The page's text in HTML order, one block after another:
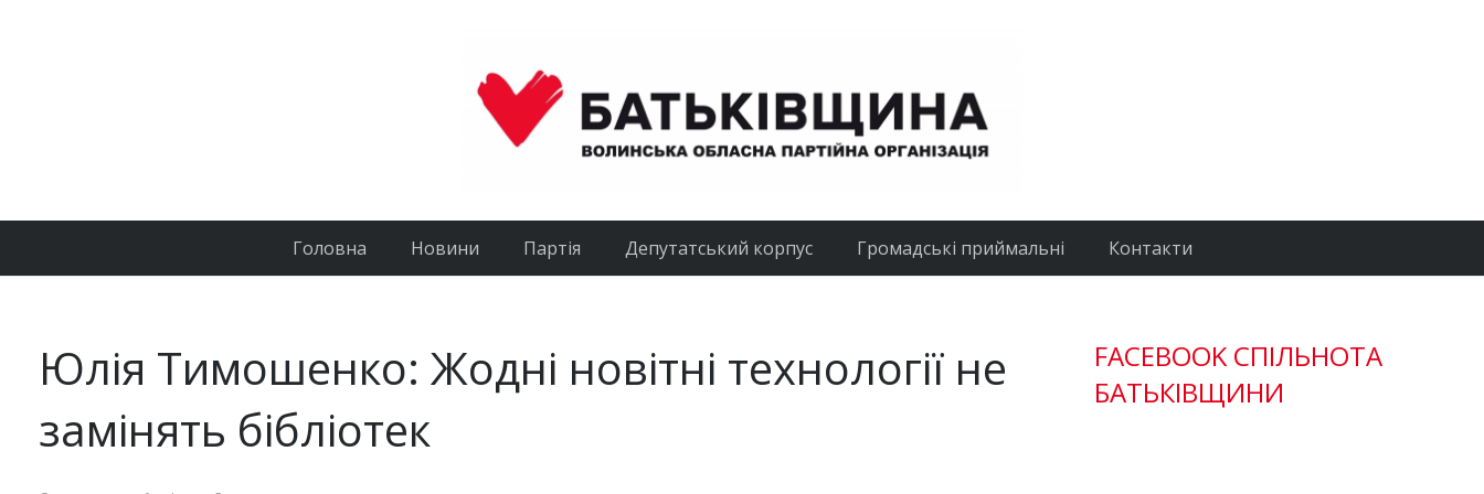
Головна Новини Партія Депутатський корпус Громадські приймальні Контакти
Юлія Тимошенко: Жодні новітні технології не
замінять бібліотек
FACEBOOK СПІЛЬНОТА
БАТЬКІВЩИНИ